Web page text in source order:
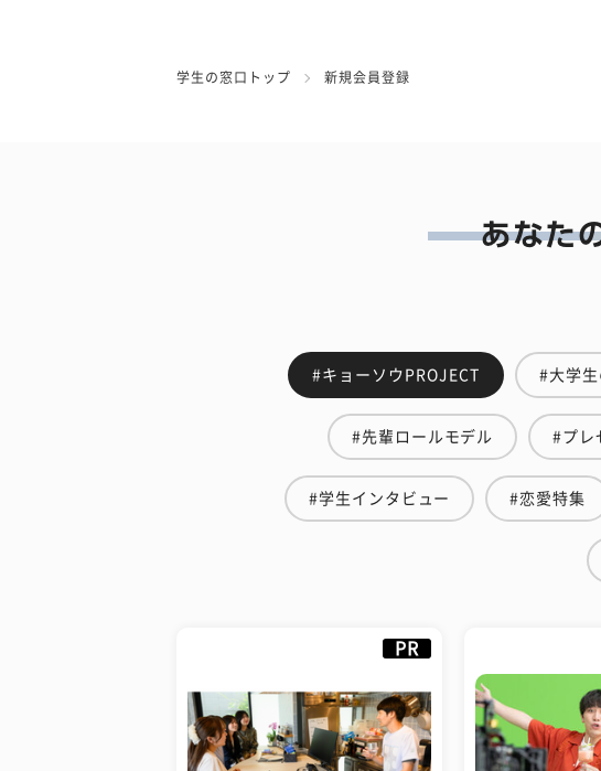
学生の窓口トップ 新規会員登録
#キョーソウPROJECT #大学生
#先輩ロールモデル #プレ
#学生インタビュー #恋愛特集
PR